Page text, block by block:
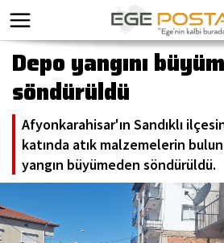
Depo yangını
söndürüldü
Afyonkarahisar'ın Sandıklı
katında atık malzemelerin
yangın büyümeden söndürüldü.